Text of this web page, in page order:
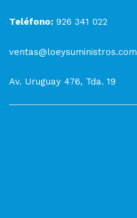
Teléfono: 926 341 022
ventas@loeysuministros.com
Av. Uruguay 476, Tda. 19